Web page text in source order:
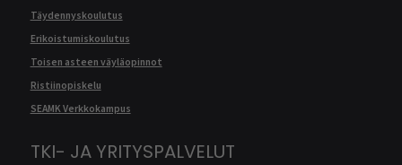
Täydennyskoulutus
Erikoistumiskoulutus
Toisen asteen väyläopinnot
Ristiinopiskelu
SEAMK Verkkokampus
TKI- JA YRITYSPALVELUT